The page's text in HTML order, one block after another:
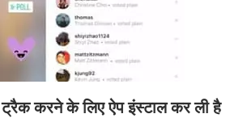
करने के लिए ऐप इंस्टाल कर ली है